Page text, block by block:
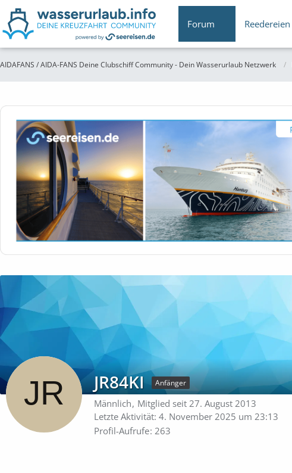
Forum Reedereien
AIDAFANS / AIDA-FANS Deine Clubschiff Community - Dein Wasserurlaub Netzwerk
JR84KI Anfänger
Männlich Mitglied seit 27. August 2013
Letzte Aktivität: 4. November 2025 um 23:13
Profil-Aufrufe 263